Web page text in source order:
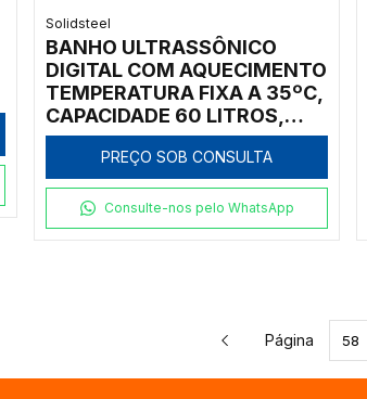
Solidsteel
BANHO ULTRASSÔNICO
DIGITAL COM AQUECIMENTO
TEMPERATURA FIXA A 35ºC,
CAPACIDADE 60 LITROS,
CUBA INTERNA EM AÇO
INOX, FREQUÊNCIA DE
TRABALHO 40KHZ, ALARME
DE FINAL DE CICLO E TIMER -
MODELO SSBU/60L
PREÇO SOB CONSULTA
Consulte-nos pelo WhatsApp
Página